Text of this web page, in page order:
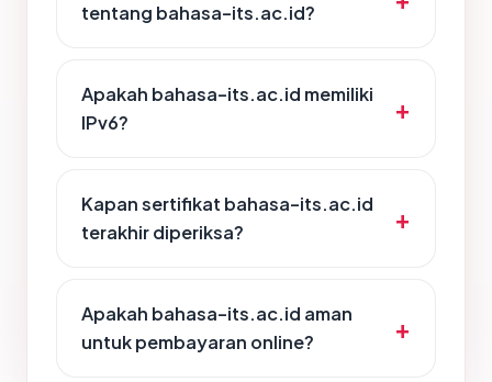
tentang bahasa-its.ac.id?
Apakah bahasa-its.ac.id memiliki
IPv6?
Kapan sertifikat bahasa-its.ac.id
terakhir diperiksa?
Apakah bahasa-its.ac.id aman
untuk pembayaran online?